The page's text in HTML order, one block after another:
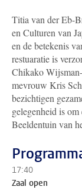
Titia van der Eb-
en Culturen van
en de betekenis
restuaratie is
Chikako
mevrouw Kris
bezichtigen
gelegenheid is
Beeldentuin van
17:40
Zaal open